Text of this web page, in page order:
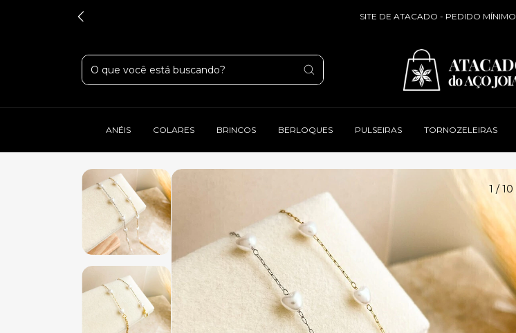
SITE DE ATACADO - PEDIDO
ANÉIS COLARES BRINCOS BERLOQUES PULSEIRAS TORNOZELEIRAS
1 / 10